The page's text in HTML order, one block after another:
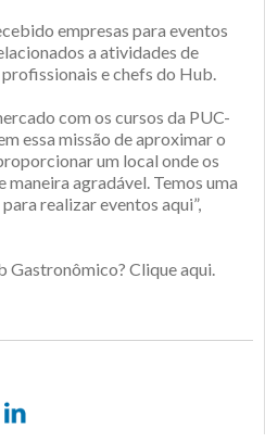
empresas para eventos
a atividades de
e chefs do Hub.
com os cursos da PUC-
essa missão de aproximar o
um local onde os
agradável. Temos uma
realizar eventos aqui”,
Gastronômico? Clique aqui.